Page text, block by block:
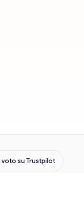
su Trustpilot